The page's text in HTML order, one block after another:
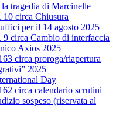
tragedia di Marcinelle
circa Chiusura
per il 14 agosto 2025
circa Cambio di interfaccia
Axios 2025
circa proroga/riapertura
2025
Day
circa calendario scrutini
sospeso (riservata al